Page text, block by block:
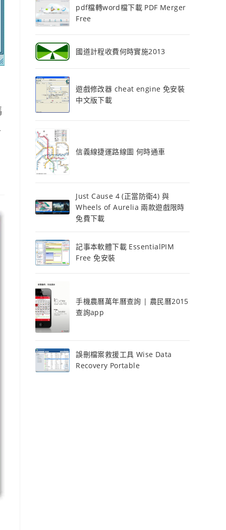
pdf檔轉word檔下載 PDF Merger
Free
國道計程收費何時實施2013
遊戲修改器 cheat engine 免安裝
中文版下載
信義線捷運路線圖 何時通車
Just Cause 4 (正當防衛4) 與
Wheels of Aurelia 兩款遊戲限時
免費下載
記事本軟體下載 EssentialPIM
Free 免安裝
手機農曆萬年曆查詢 | 農民曆2015
查詢app
誤刪檔案救援工具 Wise Data
Recovery Portable